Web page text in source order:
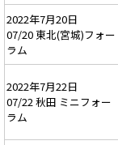
2022年7月20日
07/20 東北(宮城)フォー
ラム
2022年7月22日
07/22 秋田 ミニフォー
ラム